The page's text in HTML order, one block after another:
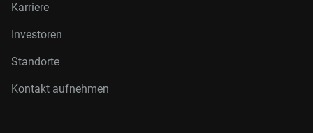
Karriere
Investoren
Standorte
Kontakt aufnehmen